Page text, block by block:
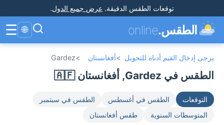
توقعات الطقس الدقيقة. عرض جميع الدول.
الطقس.online
🌐
☰
يرجى إدخال القيم أدناه للتحويل >أفغانستان >
Gardez
الطقس في Gardez, أفغانستان 🇦🇫
التوقعات الطقس في أغسطس
الطقس في سبتمبر
المتوسطات السنوية
طقس أفغانستان